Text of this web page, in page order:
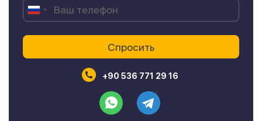
+90 536 771 29 16